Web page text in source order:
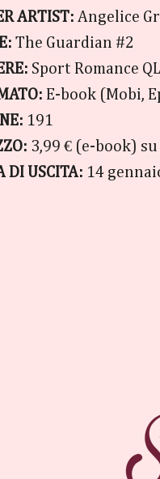
ARTIST: Angelice
The Guardian #2
Sport Romance
E-book (Mobi,
191
3,99 € (e-book)
DI USCITA: 14